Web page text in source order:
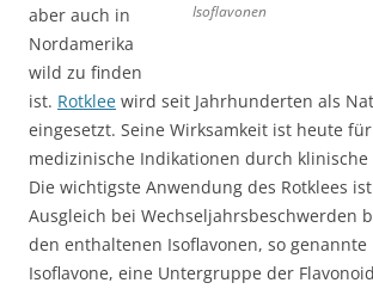
Isoflavonen
aber auch in
Nordamerika
wild zu finden
ist. Rotklee wird seit Jahrhunderten als
eingesetzt. Seine Wirksamkeit ist heute
medizinische Indikationen durch klinische
Die wichtigste Anwendung des Rotklees
Ausgleich bei Wechseljahrsbeschwerden
den enthaltenen Isoflavonen, so genannte
Isoflavone, eine Untergruppe der